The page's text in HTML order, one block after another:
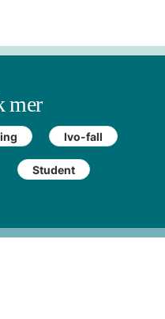
mer
Ivo-fall
Student